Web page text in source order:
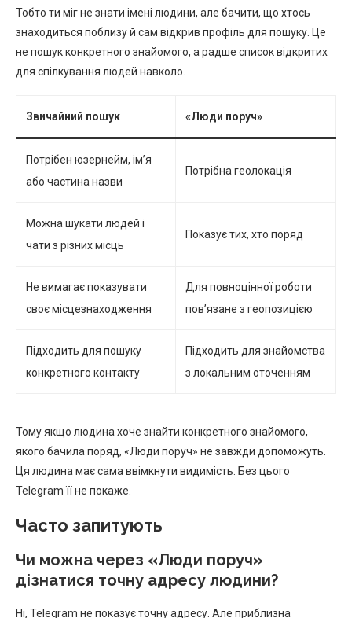
Тобто ти міг не знати імені людини, але бачити, що хтось
знаходиться поблизу й сам відкрив профіль для пошуку. Це
не пошук конкретного знайомого, а радше список відкритих
для спілкування людей навколо.
Звичайний пошук «Люди поруч»
Потрібен юзернейм, ім’я
або частина назви
Потрібна геолокація
Можна шукати людей і
чати з різних місць
Показує тих, хто поряд
Не вимагає показувати
своє місцезнаходження
Для повноцінної роботи
пов’язане з геопозицією
Підходить для пошуку
конкретного контакту
Підходить для знайомства
з локальним оточенням
Тому якщо людина хоче знайти конкретного знайомого,
якого бачила поряд, «Люди поруч» не завжди допоможуть.
Ця людина має сама ввімкнути видимість. Без цього
Telegram її не покаже.
Часто запитують
Чи можна через «Люди поруч»
дізнатися точну адресу людини?
Ні, Telegram не показує точну адресу. Але приблизна